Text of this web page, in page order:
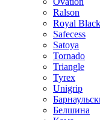
Ralson
Royal Black
Safecess
Satoya
Tornado
Triangle
Tyrex
Unigrip
Белшина